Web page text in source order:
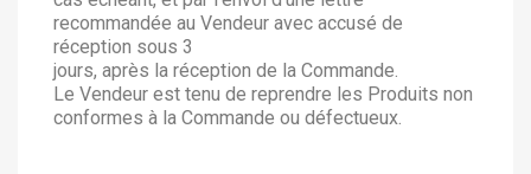
recommandée au Vendeur avec accusé de
réception sous 3
jours, après la réception de la Commande.
Le Vendeur est tenu de reprendre les Produits non
conformes à la Commande ou défectueux.